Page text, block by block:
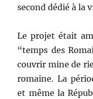
second dédié à la
Le projet était
“temps des
couvrir mine de
romaine. La
et même la